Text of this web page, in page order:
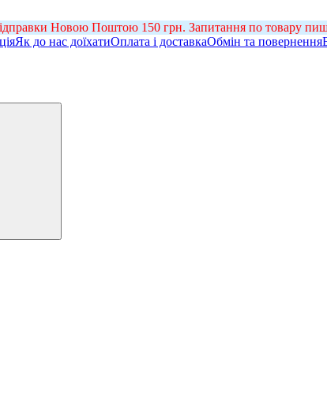
Новою Поштою 150 грн. Запитання по товару
Як до нас доїхатиОплата і доставкаОбмін та повернення